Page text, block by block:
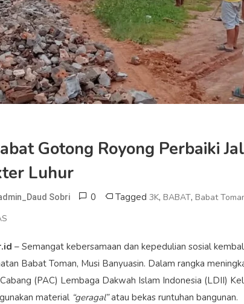
Gotong Royong Perbaiki
Luhur
Sobri 0 Tagged 3K, BABAT, Babat
– Semangat kebersamaan dan kepedulian sosial
Babat Toman, Musi Banyuasin. Dalam rangka
(PAC) Lembaga Dakwah Islam Indonesia (LDII)
material “geragal”atau bekas runtuhan bangunan.